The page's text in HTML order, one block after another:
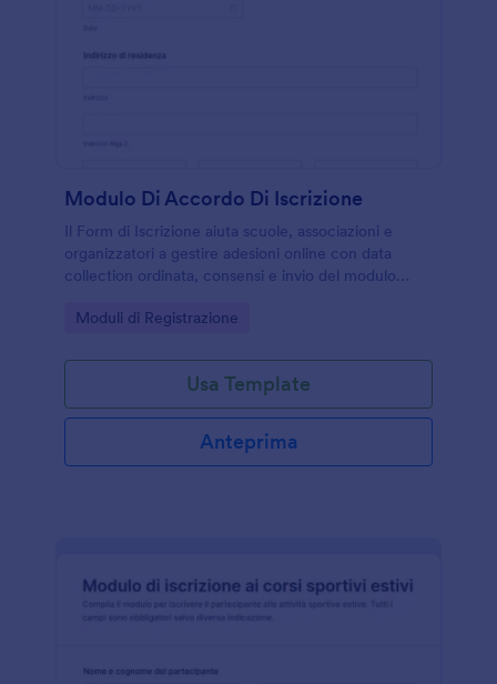
Modulo Di Accordo Di Iscrizione
Il Form di Iscrizione aiuta scuole, associazioni e
organizzatori a gestire adesioni online con data
collection ordinata, consensi e invio del modulo
Go to Category:
Moduli di Registrazione
Usa Template
Anteprima